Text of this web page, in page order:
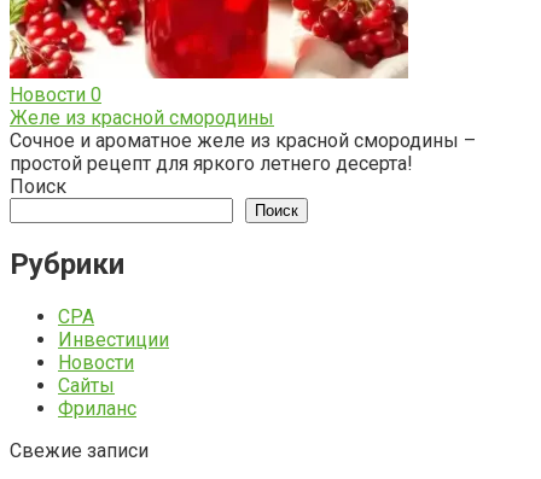
Новости 0
Желе из красной смородины
Сочное и ароматное желе из красной смородины –
простой рецепт для яркого летнего десерта!
Поиск
Поиск
Рубрики
CPA
Инвестиции
Новости
Сайты
Фриланс
Свежие записи